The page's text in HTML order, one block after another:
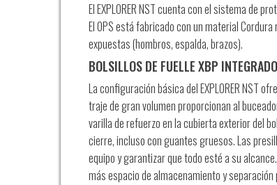
El EXPLORER NST cuenta con el sistema de
El OPS está fabricado con un material
expuestas (hombros, espalda, brazos).
BOLSILLOS DE FUELLE XBP
La configuración básica del EXPLORER NST
traje de gran volumen proporcionan al
varilla de refuerzo en la cubierta exterior del
cierre, incluso con guantes gruesos. Las
equipo y garantizar que todo esté a su
más espacio de almacenamiento y